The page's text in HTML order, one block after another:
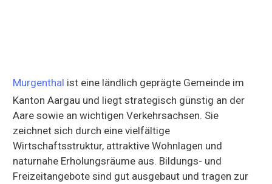
Murgenthal ist eine ländlich geprägte Gemeinde im
Kanton Aargau und liegt strategisch günstig an der
Aare sowie an wichtigen Verkehrsachsen. Sie
zeichnet sich durch eine vielfältige
Wirtschaftsstruktur, attraktive Wohnlagen und
naturnahe Erholungsräume aus. Bildungs- und
Freizeitangebote sind gut ausgebaut und tragen zur